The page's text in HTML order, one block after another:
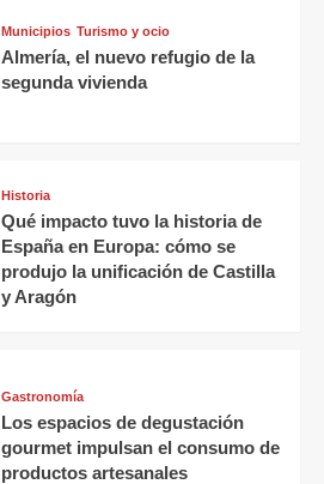
Municipios Turismo y ocio
Almería, el nuevo refugio de la
segunda vivienda
Historia
Qué impacto tuvo la historia de
España en Europa: cómo se
produjo la unificación de Castilla
y Aragón
Gastronomía
Los espacios de degustación
gourmet impulsan el consumo de
productos artesanales